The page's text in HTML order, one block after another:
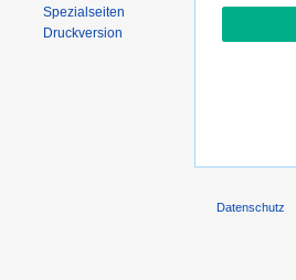
Spezialseiten
Druckversion
Datenschutz